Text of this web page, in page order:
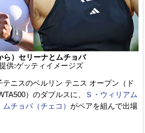
ら）セリーナとムチョバ
供:ゲッティイメージズ
テニスのベルリン テニス オープン（ド
）のダブルスに、
Ｓ・ウィリアム
ムチョバ（チェコ） がペアを組んで出場